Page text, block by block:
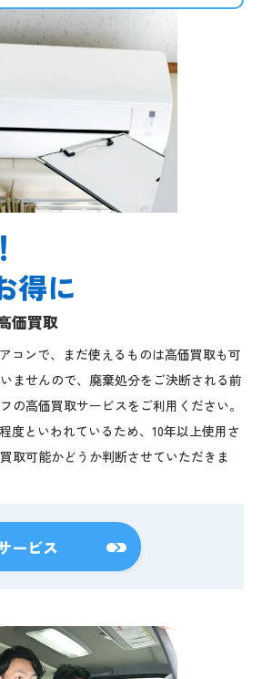
得に
価買取
コンで、まだ使えるものは高価買取も可
ませんので、廃棄処分をご決断される前
の高価買取サービスをご利用ください。
度といわれているため、10年以上使用さ
取可能かどうか判断させていただきま
ービス